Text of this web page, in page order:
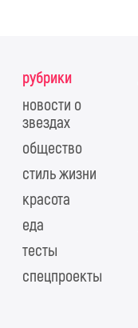
рубрики
новости о
звездах
общество
стиль жизни
красота
еда
тесты
спецпроекты